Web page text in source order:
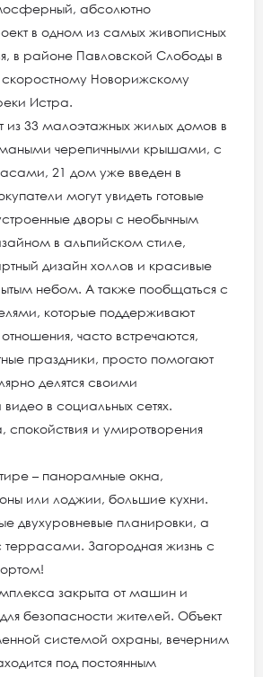
абсолютно
в одном из самых живописных
в районе Павловской Слободы в
Новорижскому
Истра.
33 малоэтажных жилых домов в
черепичными крышами, с
21 дом уже введен в
могут увидеть готовые
дворы с необычным
в альпийском стиле,
дизайн холлов и красивые
небом. А также пообщаться с
которые поддерживают
часто встречаются,
праздники, просто помогают
делятся своими
в социальных сетях.
и умиротворения
– панорамные окна,
или лоджии, большие кухни.
двухуровневые планировки, а
террасами. Загородная жизнь с
закрыта от машин и
безопасности жителей. Объект
системой охраны, вечерним
под постоянным